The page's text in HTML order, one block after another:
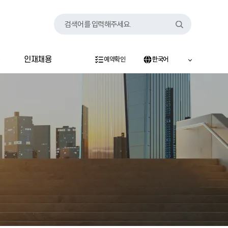
검색어를 입력해주세요.
인재채용 예약확인 한국어